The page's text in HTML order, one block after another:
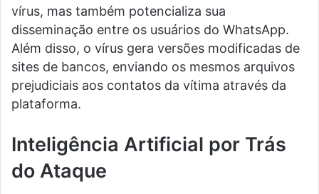
vírus, mas também potencializa sua
disseminação entre os usuários do WhatsApp.
Além disso, o vírus gera versões modificadas de
sites de bancos, enviando os mesmos arquivos
prejudiciais aos contatos da vítima através da
plataforma.
Inteligência Artificial por Trás
do Ataque